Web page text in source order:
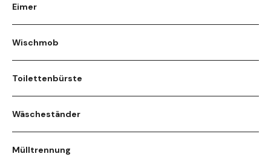
Eimer
Wischmob
Toilettenbürste
Wäscheständer
Mülltrennung